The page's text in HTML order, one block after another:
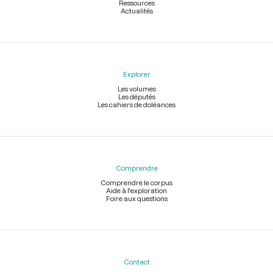
Ressources
Actualités
Explorer
Les volumes
Les députés
Les cahiers de doléances
Comprendre
Comprendre le corpus
Aide à l'exploration
Foire aux questions
Contact